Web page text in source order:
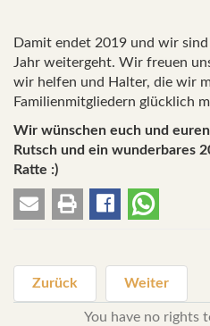
Damit endet 2019 und wir
Jahr weitergeht. Wir freuen
wir helfen und Halter, die wir
Familienmitgliedern glücklich
Wir wünschen euch und
Rutsch und ein wunderbares
Ratte :)
Zurück Weiter
You have no rights